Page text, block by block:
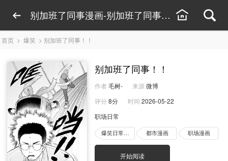
别加班了同事漫画-别加班了同事漫画下拉式观
首页 > 爆笑 > 别加班了同事！！
别加班了同事！！
作者 毛树- 来源 微博
评分 8分 时间 2026-05-22
职场日常
爆笑日常漫画 都市漫画 职场漫画
开始阅读